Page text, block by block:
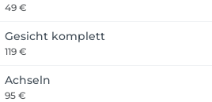
49 €
Gesicht komplett
119 €
Achseln
95 €